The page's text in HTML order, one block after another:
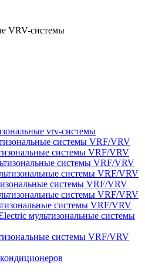
VRV-системы
vrv-системы
системы VRF/VRV
системы VRF/VRV
системы VRF/VRV
системы VRF/VRV
системы VRF/VRV
системы VRF/VRV
системы VRF/VRV
мультизональные системы
системы VRF/VRV